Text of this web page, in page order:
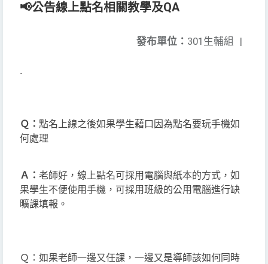
📢公告線上點名相關教學及QA
發布單位： 301生輔組 |
.
Ｑ： 點名上線之後如果學生藉口因為點名要玩手機如
何處理
Ａ： 老師好，線上點名可採用電腦與紙本的方式，如
果學生不便使用手機，可採用班級的公用電腦進行缺
曠課填報。
Ｑ：如果老師一邊又任課，一邊又是導師該如何同時